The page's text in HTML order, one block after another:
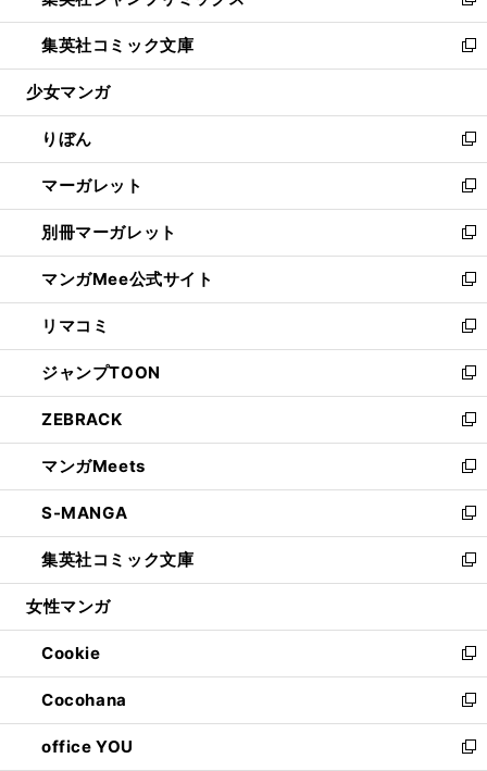
開
く
ウ
で
開
ン
ド
ウ
開
く
ウ
ィ
ン
ウ
で
開
く
し
い
ウ
ン
ド
ウ
で
開
く
集英社コミック文庫
新
し
ウ
ィ
ン
ド
ウ
で
開
く
少女マンガ
りぼん
新
し
い
ウ
ィ
ン
ド
ウ
で
開
く
マーガレット
新
し
い
ウ
ィ
ン
ド
ウ
で
開
く
別冊マーガレット
新
し
い
ウ
ィ
ン
ド
ウ
で
開
く
マンガMee公式サイト
新
し
い
ウ
ィ
ン
ド
ウ
で
開
く
リマコミ
新
し
い
ウ
ィ
ン
ド
ウ
で
開
く
ジャンプTOON
新
し
い
ウ
ィ
ン
ド
ウ
で
開
ZEBRACK
新
し
い
ウ
ィ
ン
ド
ウ
開
く
マンガMeets
新
し
い
ウ
ィ
ン
ウ
で
開
く
S-MANGA
新
し
い
ウ
ン
ド
ウ
で
開
く
集英社コミック文庫
新
し
ウ
ィ
ン
ド
ウ
で
女性マンガ
Cookie
新
し
い
ウ
ィ
Cocohana
新
し
い
office YOU
新